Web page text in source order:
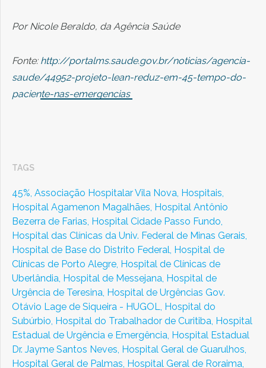
Por Nicole Beraldo, da Agência Saúde
Fonte: http://portalms.saude.gov.br/noticias/agencia-
saude/44952-projeto-lean-reduz-em-45-tempo-do-
paciente-nas-emergencias
TAGS
45%, Associação Hospitalar Vila Nova, Hospitais,
Hospital Agamenon Magalhães, Hospital Antônio
Bezerra de Farias, Hospital Cidade Passo Fundo,
Hospital das Clínicas da Univ. Federal de Minas Gerais,
Hospital de Base do Distrito Federal, Hospital de
Clínicas de Porto Alegre, Hospital de Clínicas de
Uberlândia, Hospital de Messejana, Hospital de
Urgência de Teresina, Hospital de Urgências Gov.
Otávio Lage de Siqueira - HUGOL, Hospital do
Subúrbio, Hospital do Trabalhador de Curitiba, Hospital
Estadual de Urgência e Emergência, Hospital Estadual
Dr. Jayme Santos Neves, Hospital Geral de Guarulhos,
Hospital Geral de Palmas, Hospital Geral de Roraima,